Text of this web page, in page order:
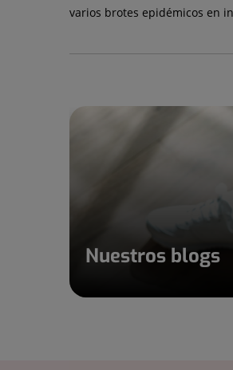
varios brotes epidémicos en
Nuestros blogs